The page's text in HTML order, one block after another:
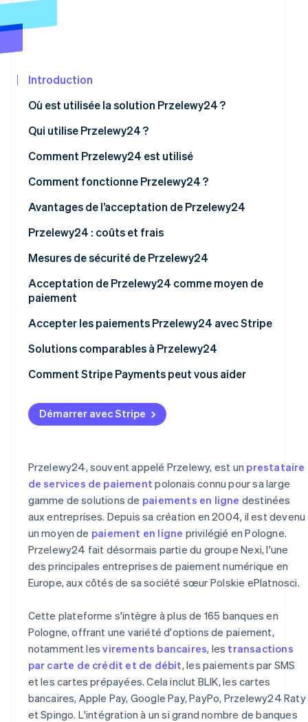
Radar
Constitution de start-up
Élimination du carbone
Identity
Découvrez comment Stripe construit l’infrastructure
Stripe App
Marketplace
Introduction
Où est utilisée la solution Przelewy24 ?
Qui utilise Przelewy24 ?
Entreprises
Clients
Przelewy24 vs BLIK
Comment Przelewy24 est utilisé
Comment fonctionne Przelewy24 ?
Pour les entreprises
Pour les clients
Avantages de l’acceptation de Przelewy24
Interaction avec davantage de clients potentiels
Amélioration de l’efficacité et économies
Sécurité et prévention de la fraude renforcées
Croissance du taux de satisfaction client
Przelewy24 : coûts et frais
Frais de base pour les transactions
Frais supplémentaires
Autres considérations liées aux coûts
Autres éléments importants
Mesures de sécurité de Przelewy24
Conformité à la norme PCI DSS
Protection avancée contre la fraude
Flux de paiement sécurisé
Sécurité et confidentialité des données
Veille et amélioration en continu
Acceptation de Przelewy24 comme moyen de
paiement
Accepter les paiements Przelewy24 avec Stripe
Pour les entreprises établies en Pologne
Pour les entreprises situées en dehors de la Pologne
Considérations générales
Solutions comparables à Przelewy24
Plateformes de paiement globales
Comment Stripe Payments peut vous aider
Démarrer avec Stripe
Przelewy24, souvent appelé Przelewy, est un prestataire
de services de paiement polonais connu pour sa large
gamme de solutions de paiements en ligne destinées
aux entreprises. Depuis sa création en 2004, il est devenu
un moyen de paiement en ligne privilégié en Pologne.
Przelewy24 fait désormais partie du groupe Nexi, l'une
des principales entreprises de paiement numérique en
Europe, aux côtés de sa société sœur Polskie ePlatnosci.
Cette plateforme s'intègre à plus de 165 banques en
Pologne, offrant une variété d'options de paiement,
notamment lesvirements bancaires, les transactions
par carte de crédit et de débit, les paiements par SMS
et les cartes prépayées. Cela inclut BLIK, les cartes
bancaires, Apple Pay, Google Pay, PayPo, Przelewy24 Raty
et Spingo. L'intégration à un si grand nombre de banques